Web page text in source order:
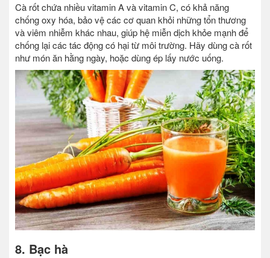
Cà rốt chứa nhiều vitamin A và vitamin C, có khả năng
chống oxy hóa, bảo vệ các cơ quan khỏi những tổn thương
và viêm nhiễm khác nhau, giúp hệ miễn dịch khỏe mạnh để
chống lại các tác động có hại từ môi trường. Hãy dùng cà rốt
như món ăn hằng ngày, hoặc dùng ép lấy nước uống.
8. Bạc hà